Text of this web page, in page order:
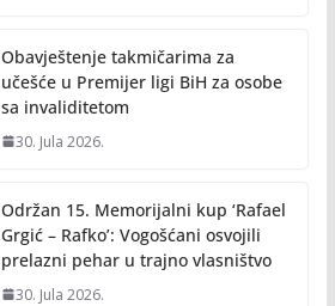
Obavještenje takmičarima za
učešće u Premijer ligi BiH za osobe
sa invaliditetom
30. Jula 2026.
Održan 15. Memorijalni kup ‘Rafael
Grgić – Rafko’: Vogošćani osvojili
prelazni pehar u trajno vlasništvo
30. Jula 2026.